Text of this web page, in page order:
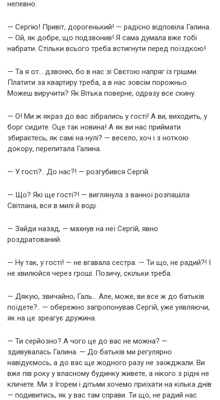
непевно.
— Сергію! Привіт, дорогенький! — радісно відповіла Галина.
— Ой, як добре, що подзвонив! Я сама думала вже тобі
набрати. Стільки всього треба встигнути перед поїздкою!
— Та я от… дзвоню, бо в нас зі Свєтою напряг із грішми.
Платити за квартиру треба, а в нас зовсім порожньо.
Можеш виручити? Як Вітька поверне, одразу все скину.
— О! Ми ж якраз до вас зібрались у гості! А ви, виходить, у
борг сидите. Оце так новина! А як ви нас приймати
збираєтесь, як самі на нулі? — весело, хоч і з ноткою
докору, перепитала Галина.
— У гості?.. До нас?! — розгубився Сергій.
— Що? Які ще гості?! — виглянула з ванної розпашіла
Світлана, вся в милі й воді.
— Зайди назад, — махнув на неї Сергій, явно
роздратований.
— Ну так, у гості! — не вгавала сестра. — Ти що, не радий?! І
не хвилюйся через гроші. Позичу, скільки треба.
— Дякую, звичайно, Галь… Але, може, ви все ж до батьків
поїдете?.. — обережно запропонував Сергій, уже уявляючи,
як на це зреагує дружина.
— Ти серйозно? А чого це до вас не можна? —
здивувалась Галина. — До батьків ми регулярно
навідуємось, а до вас ще жодного разу не заїжджали. Ви
вже пів року у власному будинку живете, а нікого з рідні не
кличете. Ми з Ігорем і дітьми хочемо приїхати на кілька днів
— подивитись, як у вас там справи. Ти що, не радий нас